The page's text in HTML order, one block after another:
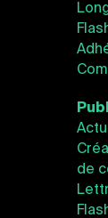
de